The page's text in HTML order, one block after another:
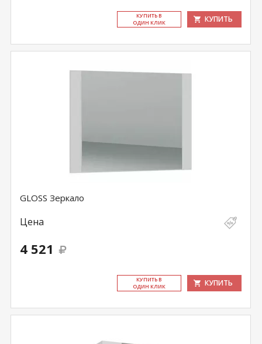
КУ­ПИТЬ В
ОДИН КЛИК
КУПИТЬ
GLOSS Зеркало
Цена
4 521
КУ­ПИТЬ В
ОДИН КЛИК
КУПИТЬ